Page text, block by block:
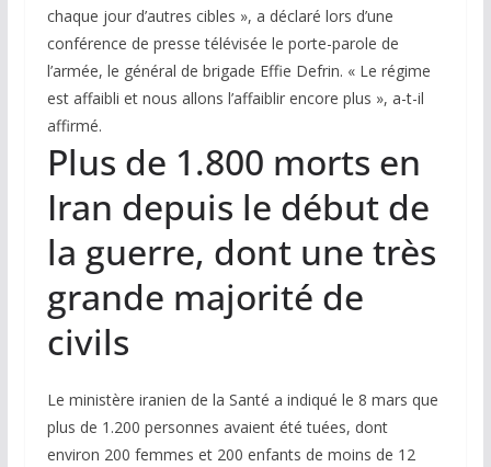
chaque jour d’autres cibles », a déclaré lors d’une
conférence de presse télévisée le porte-parole de
l’armée, le général de brigade Effie Defrin. « Le régime
est affaibli et nous allons l’affaiblir encore plus », a-t-il
affirmé.
Plus de 1.800 morts en
Iran depuis le début de
la guerre, dont une très
grande majorité de
civils
Le ministère iranien de la Santé a indiqué le 8 mars que
plus de 1.200 personnes avaient été tuées, dont
environ 200 femmes et 200 enfants de moins de 12